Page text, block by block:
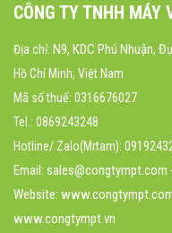
CÔNG TY TNHH MÁY
Địa chỉ: N9, KDC Phú Nhuận,
Hồ Chí Minh, Việt Nam
Mã số thuế: 0316676027
Tel.: 0869243248
Hotline/ Zalo(Mrtam):
Email:
Website:
www.congtympt.vn